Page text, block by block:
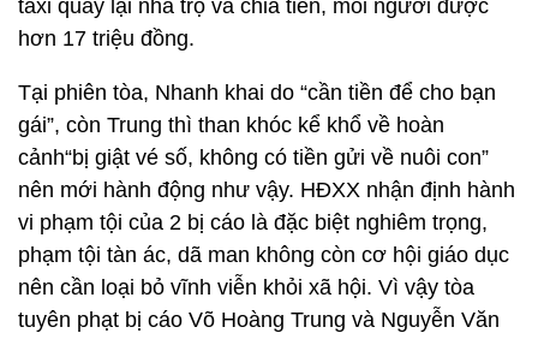
taxi quay lại nhà trọ và chia tiền, mỗi người được
hơn 17 triệu đồng.
Tại phiên tòa, Nhanh khai do “cần tiền để cho bạn
gái”, còn Trung thì than khóc kể khổ về hoàn
cảnh“bị giật vé số, không có tiền gửi về nuôi con”
nên mới hành động như vậy. HĐXX nhận định hành
vi phạm tội của 2 bị cáo là đặc biệt nghiêm trọng,
phạm tội tàn ác, dã man không còn cơ hội giáo dục
nên cần loại bỏ vĩnh viễn khỏi xã hội. Vì vậy tòa
tuyên phạt bị cáo Võ Hoàng Trung và Nguyễn Văn